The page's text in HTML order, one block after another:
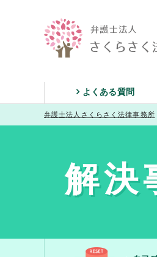
よくある質問
弁護士法人さくらさく法律事務所
解決